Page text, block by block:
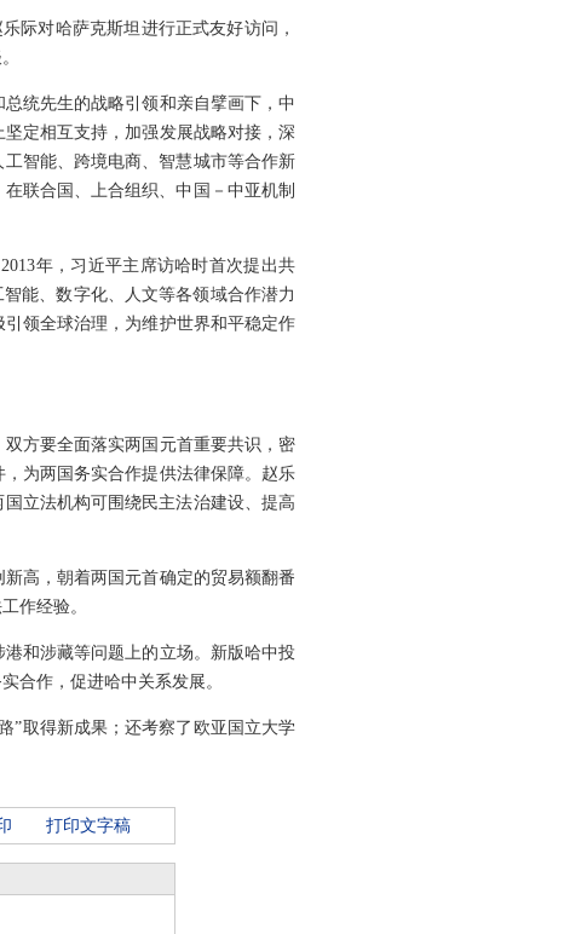
际对哈萨克斯坦进行正式友好访问，
统先生的战略引领和亲自擘画下，中
定相互支持，加强发展战略对接，深
智能、跨境电商、智慧城市等合作新
联合国、上合组织、中国－中亚机制
年，习近平主席访哈时首次提出共
能、数字化、人文等各领域合作潜力
领全球治理，为维护世界和平稳定作
方要全面落实两国元首重要共识，密
为两国务实合作提供法律保障。赵乐
立法机构可围绕民主法治建设、提高
高，朝着两国元首确定的贸易额翻番
作经验。
和涉藏等问题上的立场。新版哈中投
合作，促进哈中关系发展。
”取得新成果；还考察了欧亚国立大学
打印文字稿